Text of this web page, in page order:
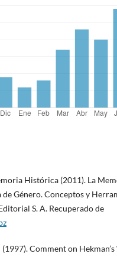
Histórica (2011). La
de Género. Conceptos y
S. A. Recuperado de
Comment on Hekman’s